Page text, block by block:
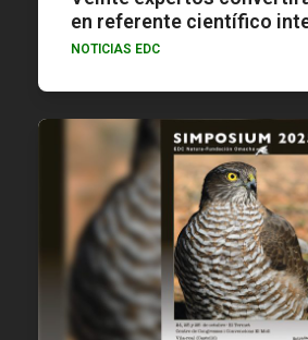
en referente científico
NOTICIAS EDC